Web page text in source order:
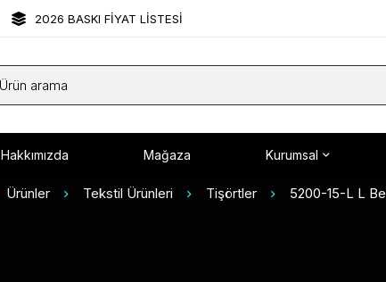
2026 BASKI FİYAT LİSTESİ
Hakkımızda Mağaza Kurumsal
Ürünler Tekstil Ürünleri Tişörtler 5200-15-L L